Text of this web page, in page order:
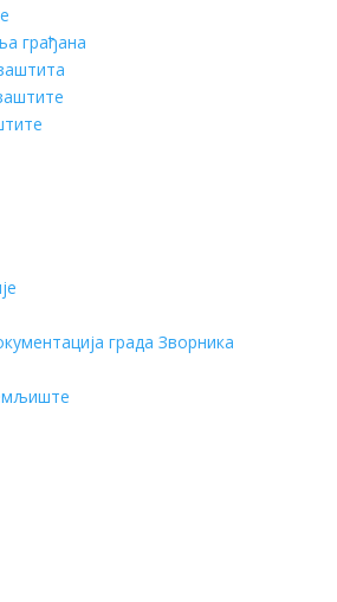
грађана
града Зворника